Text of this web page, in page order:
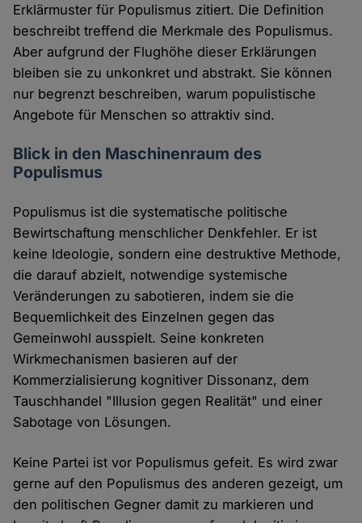
Erklärmuster für Populismus zitiert. Die Definition
beschreibt treffend die Merkmale des Populismus.
Aber aufgrund der Flughöhe dieser Erklärungen
bleiben sie zu unkonkret und abstrakt. Sie können
nur begrenzt beschreiben, warum populistische
Angebote für Menschen so attraktiv sind.
Blick in den Maschinenraum des
Populismus
Populismus ist die systematische politische
Bewirtschaftung menschlicher Denkfehler. Er ist
keine Ideologie, sondern eine destruktive Methode,
die darauf abzielt, notwendige systemische
Veränderungen zu sabotieren, indem sie die
Bequemlichkeit des Einzelnen gegen das
Gemeinwohl ausspielt. Seine konkreten
Wirkmechanismen basieren auf der
Kommerzialisierung kognitiver Dissonanz, dem
Tauschhandel "Illusion gegen Realität" und einer
Sabotage von Lösungen.
Keine Partei ist vor Populismus gefeit. Es wird zwar
gerne auf den Populismus des anderen gezeigt, um
den politischen Gegner damit zu markieren und